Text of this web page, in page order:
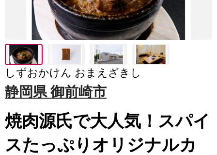
しずおかけん おまえざきし
静岡県 御前崎市
焼肉源氏で大人気！スパイ
スたっぷりオリジナルカ